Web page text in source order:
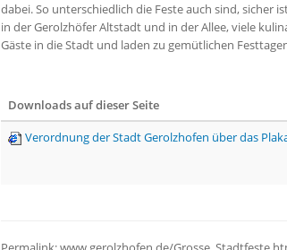
dabei. So unterschiedlich die Feste auch sind, sicher
in der Gerolzhöfer Altstadt und in der Allee, viele
Gäste in die Stadt und laden zu gemütlichen
Downloads auf dieser Seite
Verordnung der Stadt Gerolzhofen über das